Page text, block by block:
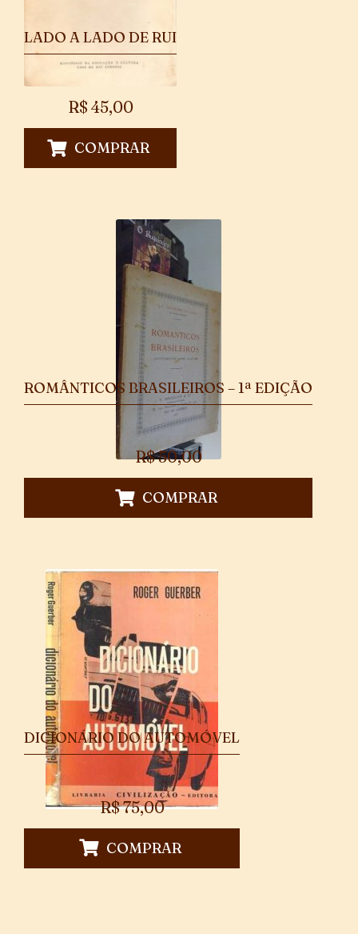
LADO A LADO DE RUI
R$ 45,00
COMPRAR
ROMÂNTICOS BRASILEIROS – 1ª EDIÇÃO
R$50,00
COMPRAR
DICIONÁRIO DO AUTOMÓVEL
R$75,00
COMPRAR